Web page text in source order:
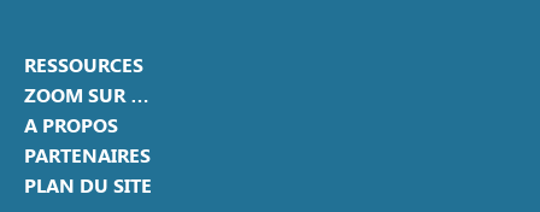
RESSOURCES
ZOOM SUR …
A PROPOS
PARTENAIRES
PLAN DU SITE